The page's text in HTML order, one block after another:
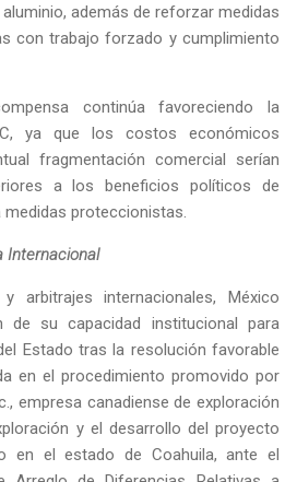
además de reforzar medidas
con trabajo forzado y cumplimiento
continúa favoreciendo la
ya que los costos económicos
fragmentación comercial serían
a los beneficios políticos de
proteccionistas.
Internacional
arbitrajes internacionales, México
de su capacidad institucional para
Estado tras la resolución favorable
en el procedimiento promovido por
empresa canadiense de exploración
y el desarrollo del proyecto
en el estado de Coahuila, ante el